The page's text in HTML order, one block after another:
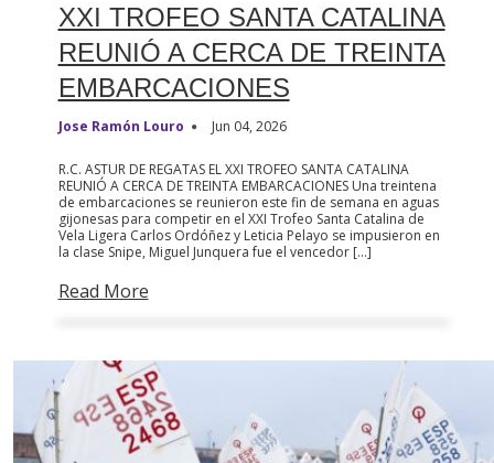
XXI TROFEO SANTA CATALINA
REUNIÓ A CERCA DE TREINTA
EMBARCACIONES
Jose Ramón Louro Jun 04, 2026
R.C. ASTUR DE REGATAS EL XXI TROFEO SANTA CATALINA
REUNIÓ A CERCA DE TREINTA EMBARCACIONES Una treintena
de embarcaciones se reunieron este fin de semana en aguas
gijonesas para competir en el XXI Trofeo Santa Catalina de
Vela Ligera Carlos Ordóñez y Leticia Pelayo se impusieron en
la clase Snipe, Miguel Junquera fue el vencedor […]
Read More